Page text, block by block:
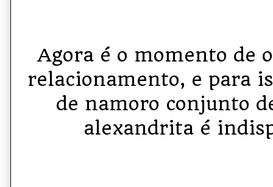
Agora é o momento de
relacionamento, e para
de namoro conjunto
alexandrita é